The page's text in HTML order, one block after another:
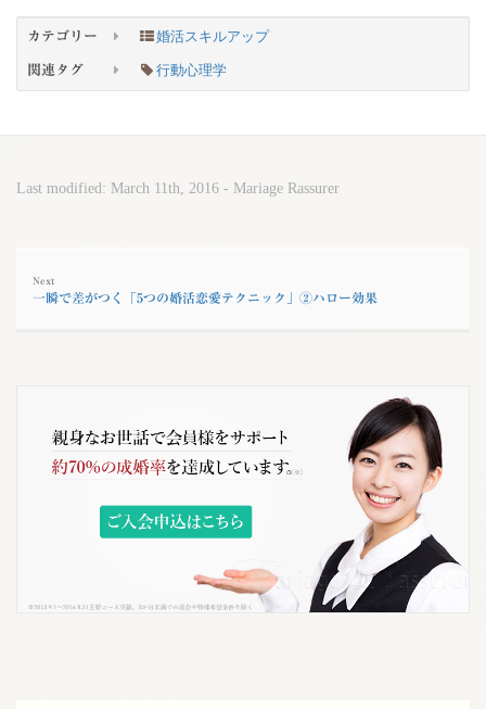
カテゴリー 婚活スキルアップ
関連タグ 行動心理学
Last modified: March 11th, 2016 - Mariage Rassurer
Next
一瞬で差がつく「5つの婚活恋愛テクニック」②ハロー効果